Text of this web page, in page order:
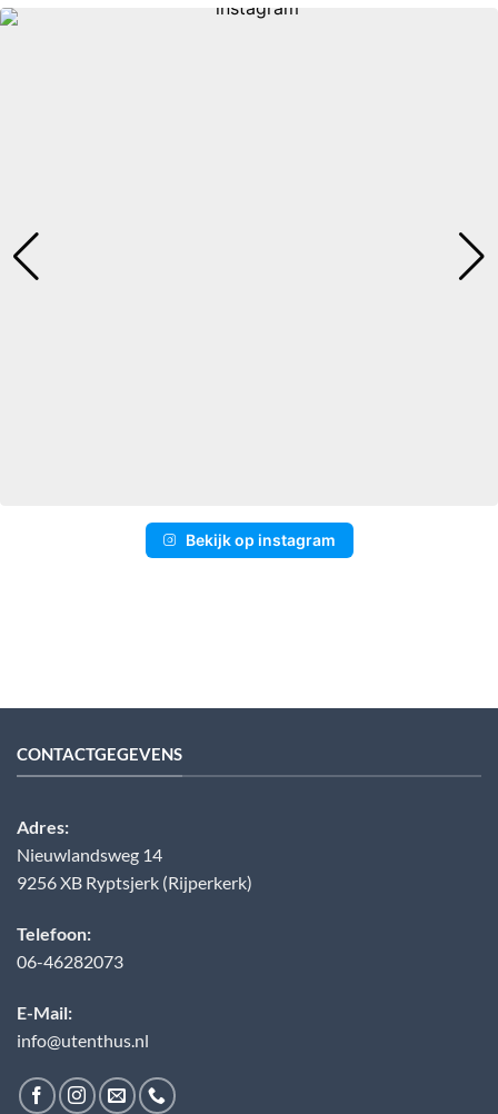
Bekijk op instagram
CONTACTGEGEVENS
Adres:
Nieuwlandsweg 14
9256 XB Ryptsjerk (Rijperkerk)
Telefoon:
06-46282073
E-Mail:
info@utenthus.nl